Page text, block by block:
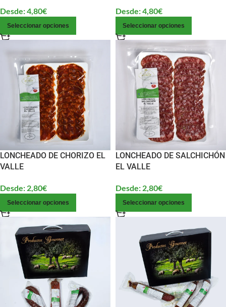
Desde:4,80€
Seleccionar opciones
Desde:4,80€
Seleccionar opciones
LONCHEADO DE CHORIZO EL
VALLE
Desde: 2,80€
Seleccionar opciones
LONCHEADO DE SALCHICHÓN
EL VALLE
Desde: 2,80€
Seleccionar opciones